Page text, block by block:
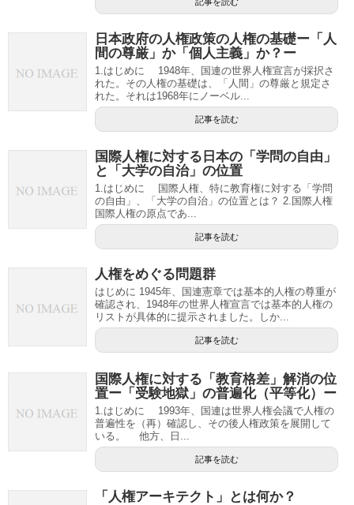
日本政府の人権政策の人権の基礎ー「人
間の尊厳」か「個人主義」か？ー
1.はじめに 1948年、国連の世界人権宣言が採択さ
れた。その人権の基礎は、「人間」の尊厳と規定さ
れた。それは1968年にノーベル...
記事を読む
国際人権に対する日本の「学問の自由」
と「大学の自治」の位置
1.はじめに 国際人権、特に教育権に対する「学問
の自由」、「大学の自治」の位置とは？ 2.国際人権
国際人権の原点であ...
記事を読む
人権をめぐる問題群
はじめに 1945年、国連憲章では基本的人権の尊重が
確認され、1948年の世界人権宣言では基本的人権の
リストが具体的に提示されました。しか...
記事を読む
国際人権に対する「教育格差」解消の位
置ー「受験地獄」の普遍化（平等化）ー
1.はじめに 1993年、国連は世界人権会議で人権の
普遍性を（再）確認し、その後人権政策を展開して
いる。 他方、日...
記事を読む
「人権アーキテクト」とは何か？